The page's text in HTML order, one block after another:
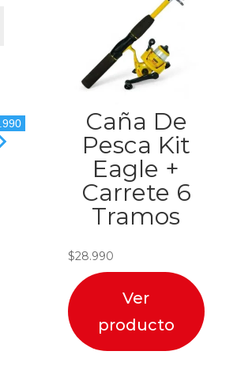
Caña De
Pesca Kit
Eagle +
Carrete 6
Tramos
$28.990
Ver
producto